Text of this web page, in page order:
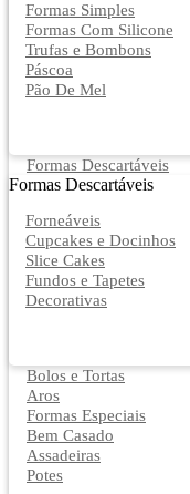
Formas Simples
Formas Com Silicone
Trufas e Bombons
Páscoa
Pão De Mel
Formas Descartáveis
Formas Descartáveis
Forneáveis
Cupcakes e Docinhos
Slice Cakes
Fundos e Tapetes
Decorativas
Bolos e Tortas
Aros
Formas Especiais
Bem Casado
Assadeiras
Potes